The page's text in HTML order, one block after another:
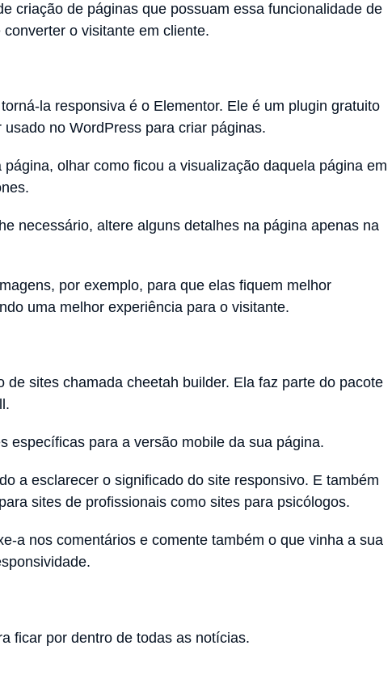
criação de páginas que possuam essa funcionalidade de
o visitante em cliente.
la responsiva é o Elementor. Ele é um plugin gratuito
no WordPress para criar páginas.
olhar como ficou a visualização daquela página em
necessário, altere alguns detalhes na página apenas na
por exemplo, para que elas fiquem melhor
uma melhor experiência para o visitante.
sites chamada cheetah builder. Ela faz parte do pacote
específicas para a versão mobile da sua página.
a esclarecer o significado do site responsivo. E também
sites de profissionais como sites para psicólogos.
a nos comentários e comente também o que vinha a sua
ficar por dentro de todas as notícias.